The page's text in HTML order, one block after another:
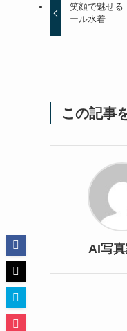
笑顔で魅せる
ール水着
この記事
AI写